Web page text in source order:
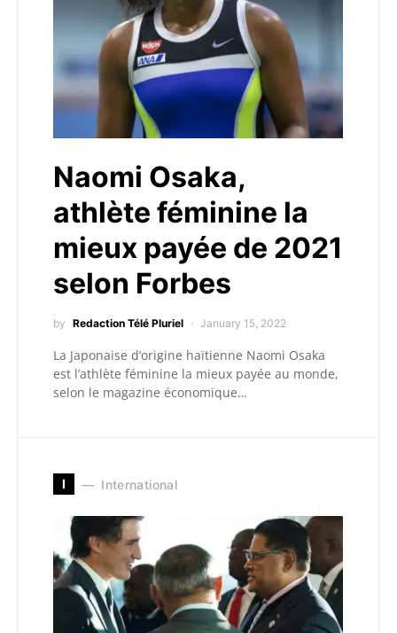
Naomi Osaka,
athlète féminine la
mieux payée de 2021
selon Forbes
by Redaction Télé Pluriel January 15, 2022
La Japonaise d’origine haïtienne Naomi Osaka
est l’athlète féminine la mieux payée au monde,
selon le magazine économique…
I International